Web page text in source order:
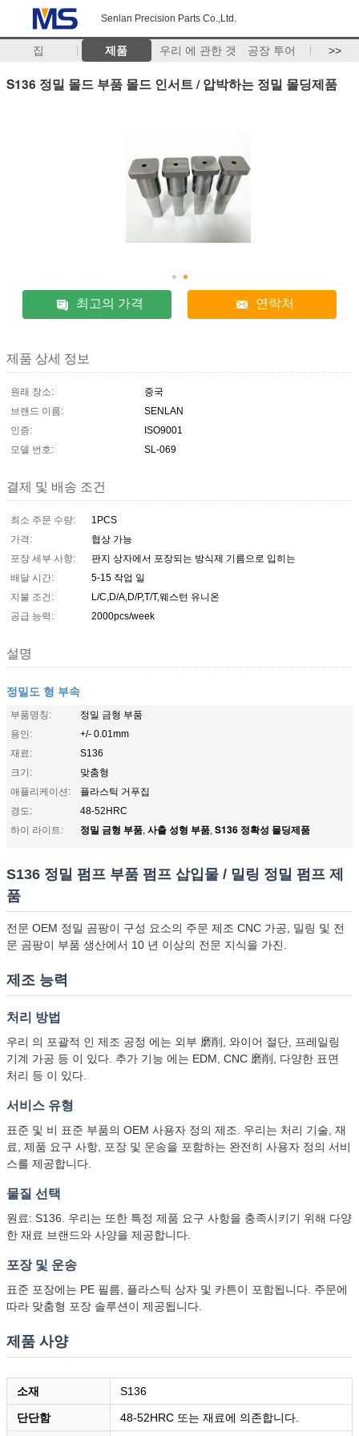
Senlan Precision Parts Co.,Ltd.
집 제품 우리 에 관한 것 공장 투어 >>
S136 정밀 몰드 부품 몰드 인서트 / 압박하는 정밀 몰딩제품
최고의 가격 연락처
제품 상세 정보
원래 장소:
중국
브랜드 이름:
SENLAN
인증:
ISO9001
모델 번호:
SL-069
결제 및 배송 조건
최소 주문 수량:
1PCS
가격:
협상 가능
포장 세부 사항:
판지 상자에서 포장되는 방식제 기름으로 입히는
배달 시간:
5-15 작업 일
지불 조건:
L/C,D/A,D/P,T/T,웨스턴 유니온
공급 능력:
2000pcs/week
설명
정밀도 형 부속
부품명칭:
정밀 금형 부품
용인:
+/- 0.01mm
재료:
S136
크기:
맞춤형
애플리케이션:
플라스틱 거푸집
경도:
48-52HRC
하이 라이트:
정밀 금형 부품, 사출 성형 부품, S136 정확성 몰딩제품
S136 정밀 펌프 부품 펌프 삽입물 / 밀링 정밀 펌프 제
품
전문 OEM 정밀 곰팡이 구성 요소의 주문 제조 CNC 가공, 밀링 및 전
문 곰팡이 부품 생산에서 10 년 이상의 전문 지식을 가진.
제조 능력
처리 방법
우리 의 포괄적 인 제조 공정 에는 외부 磨削, 와이어 절단, 프레일링
기계 가공 등 이 있다. 추가 기능 에는 EDM, CNC 磨削, 다양한 표면
처리 등 이 있다.
서비스 유형
표준 및 비 표준 부품의 OEM 사용자 정의 제조. 우리는 처리 기술, 재
료, 제품 요구 사항, 포장 및 운송을 포함하는 완전히 사용자 정의 서비
스를 제공합니다.
물질 선택
원료: S136. 우리는 또한 특정 제품 요구 사항을 충족시키기 위해 다양
한 재료 브랜드와 사양을 제공합니다.
포장 및 운송
표준 포장에는 PE 필름, 플라스틱 상자 및 카튼이 포함됩니다. 주문에
따라 맞춤형 포장 솔루션이 제공됩니다.
제품 사양
소재 S136
단단함 48-52HRC 또는 재료에 의존합니다.